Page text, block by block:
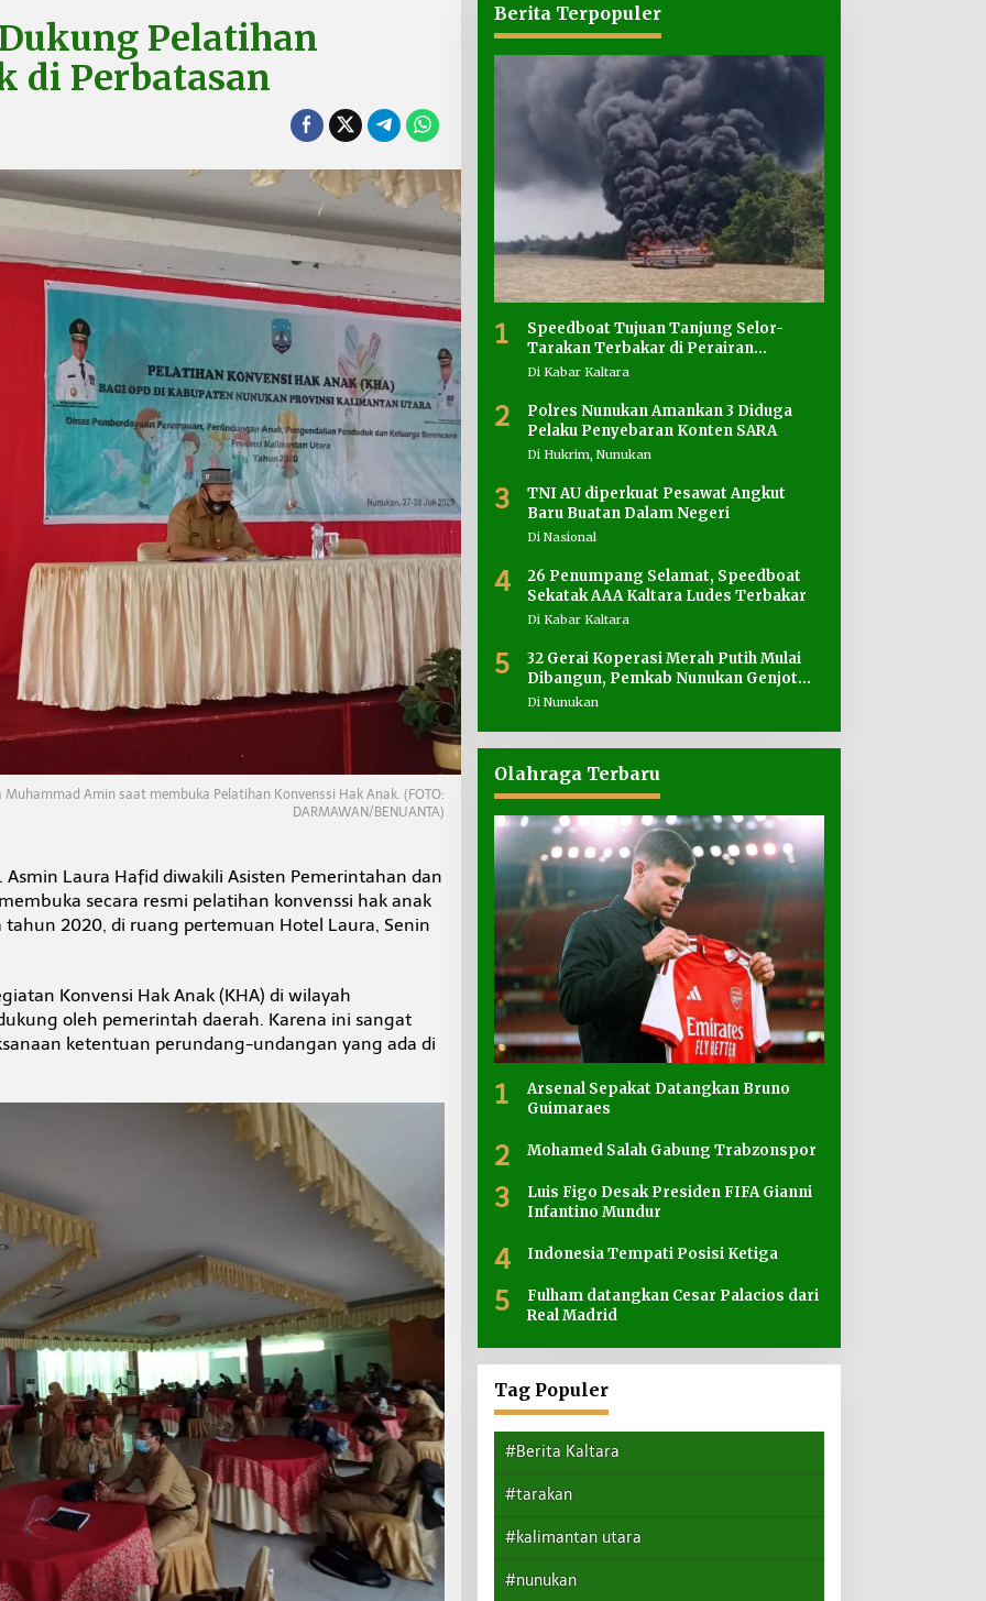
Pelatihan
di Perbatasan
Amin saat membuka Pelatihan Konvenssi Hak Anak. (FOTO:
DARMAWAN/BENUANTA)
Laura Hafid diwakili Asisten Pemerintahan dan
secara resmi pelatihan konvenssi hak anak
tahun 2020, di ruang pertemuan Hotel Laura, Senin
Konvensi Hak Anak (KHA) di wilayah
oleh pemerintah daerah. Karena ini sangat
ketentuan perundang-undangan yang ada di
Berita Terpopuler
1
Speedboat Tujuan Tanjung Selor-
Tarakan Terbakar di Perairan
Salimbatu
Di Kabar Kaltara
2
Polres Nunukan Amankan 3 Diduga
Pelaku Penyebaran Konten SARA
Di Hukrim, Nunukan
3
TNI AU diperkuat Pesawat Angkut
Baru Buatan Dalam Negeri
Di Nasional
4
26 Penumpang Selamat, Speedboat
Sekatak AAA Kaltara Ludes Terbakar
Di Kabar Kaltara
5
32 Gerai Koperasi Merah Putih Mulai
Dibangun, Pemkab Nunukan Genjot
Penyediaan Lahan
Di Nunukan
Olahraga Terbaru
1
Arsenal Sepakat Datangkan Bruno
Guimaraes
2 Mohamed Salah Gabung Trabzonspor
3
Luis Figo Desak Presiden FIFA Gianni
Infantino Mundur
4 Indonesia Tempati Posisi Ketiga
5
Fulham datangkan Cesar Palacios dari
Real Madrid
Tag Populer
#Berita Kaltara
#tarakan
#kalimantan utara
#nunukan